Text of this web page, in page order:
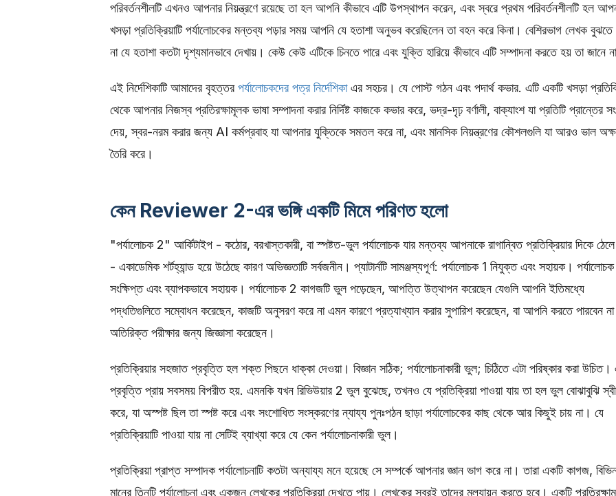
পরিবর্তনশীলটি এখনও আপনার নিয়ন্ত্রণে রয়েছে তা হল আপনি কীভাবে এটি উপস্থাপন করেন, এবং স্বরে প্রথম পরিবর্তনশীলটি হল
খসড়া প্রতিক্রিয়াটি পর্যালোচকের মন্তব্য পড়ার সময় আপনি যে হতাশা অনুভব করেছিলেন তা বহন করে কিনা। বেশিরভাগ লেখক বুঝতে
না যে হতাশা কতটা দৃশ্যমানভাবে দেখায়। কেউ কেউ এটিকে চিনতে পারে এবং যুক্তি হারিয়ে কীভাবে এটি সম্পাদনা করতে হয় তা জানে
এই নির্দেশিকাটি আমাদের বৃহত্তরপর্যালোচকদের পত্র নির্দেশিকাএর সহচর। যে পোস্ট গঠন এবং পদার্থ কভার. এটি একটি খসড়া
থেকে আপনার নিজস্ব প্রতিরক্ষামূলক ভাষা সম্পাদনা করার নির্দিষ্ট কাজকে কভার করে, ভদ্র-দৃঢ় বর্ণালী, বাক্যাংশ যা প্রতিটি প্রান্তের
দেয়, স্বর-নরম করার জন্য AI কর্মপ্রবাহ যা আপনার যুক্তিকে সমতল করে না, এবং মানসিক নিয়ন্ত্রণের কৌশলগুলি যা আরও ভাল
তৈরি করে।
কেন Reviewer 2-এর ভঙ্গি একটি মিমে পরিণত হলো
"পর্যালোচক 2" আর্কিটাইপ - কঠোর, বরখাস্তকারী, বা স্পষ্টত-ভুল পর্যালোচক যার মন্তব্য আপনাকে রাগান্বিত প্রতিক্রিয়ার দিকে
- একাডেমিক শর্টহ্যান্ড হয়ে উঠেছে কারণ অভিজ্ঞতাটি সর্বজনীন। প্যাটার্নটি সামঞ্জস্যপূর্ণ: পর্যালোচক 1 নিযুক্ত এবং সহায়ক।
সংক্ষিপ্ত এবং ব্যাপকভাবে সহায়ক। পর্যালোচক 2 কাগজটি ভুল পড়েছেন, আপত্তি উত্থাপন করেছেন যেগুলি আপনি ইতিমধ্যে
পদ্ধতিগুলিতে সম্বোধন করেছেন, কাজটি অনুসরণ করে না এমন কারণে প্রত্যাখ্যান করার সুপারিশ করেছেন, বা আপনি করতে পারবেন
অতিরিক্ত পরীক্ষার জন্য জিজ্ঞাসা করেছেন।
প্রতিক্রিয়ার সহজাত প্রবৃত্তি হল শক্ত পিছনে ধাক্কা দেওয়া। বিজ্ঞান সঠিক; পর্যালোচনাকারী ভুল; চিঠিতে এটা পরিষ্কার করা
প্রবৃত্তি প্রায় সবসময় বিপরীত হয়. এমনকি যখন রিভিউয়ার 2 ভুল বুঝেছে, তখনও যে প্রতিক্রিয়া পাওয়া যায় তা হল ভুল বোঝাবুঝি
করে, যা অস্পষ্ট ছিল তা স্পষ্ট করে এবং সংশোধিত সংস্করণের ন্যায্য পুনঃপঠন ছাড়া পর্যালোচকের কাছ থেকে আর কিছুই চায় না। যে
প্রতিক্রিয়াটি পাওয়া যায় না সেটিই ব্যাখ্যা করে যে কেন পর্যালোচনাকারী ভুল।
প্রতিক্রিয়া প্রাপ্ত সম্পাদক পর্যালোচনাটি কতটা অন্যায্য মনে হয়েছে সে সম্পর্কে আপনার জ্ঞান ভাগ করে না। তারা একটি কাগজ,
মানের তিনটি পর্যালোচনা এবং একজন লেখকের প্রতিক্রিয়া দেখতে পায়। লেখকের স্বরই তাদের মূল্যায়ন করতে হবে। একটি